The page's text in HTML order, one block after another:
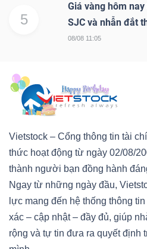
5
Giá vàng hôm
SJC và nhẫn đắt
08/08 11:05
Vietstock – Cổng thông tin tài
thức hoạt động từ ngày 02/08/
thành người bạn đồng hành
Ngay từ những ngày đầu,
lực mang đến hệ thống thông
xác – cập nhật – đầy đủ, giúp
rộng và tự tin đưa ra quyết định